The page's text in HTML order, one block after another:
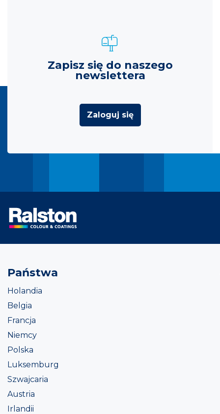
Zapisz się do naszego
newslettera
Zaloguj się
Państwa
Holandia
Belgia
Francja
Niemcy
Polska
Luksemburg
Szwajcaria
Austria
Irlandii